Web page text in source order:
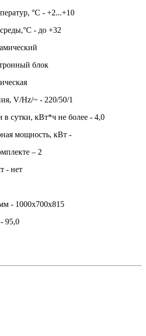
°C - +2...+10
- до +32
блок
V/Hz/~ - 220/50/1
в сутки, кВт*ч не более - 4,0
мощность, кВт -
– 2
- нет
- 1000х700х815
95,0